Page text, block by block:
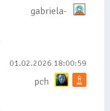
gabriela-
01.02.2026 18:00:59
pch